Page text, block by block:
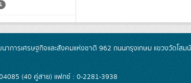
1
การเศรษฐกิจและสังคมแห่งชาติ 962 ถนนกรุงเกษม แขวงวัดโสม
(40 คู่สาย) แฟกซ์ : 0-2281-3938